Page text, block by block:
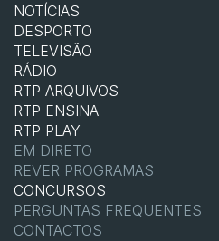
NOTÍCIAS
DESPORTO
TELEVISÃO
RÁDIO
RTP ARQUIVOS
RTP ENSINA
RTP PLAY
EM DIRETO
REVER PROGRAMAS
CONCURSOS
PERGUNTAS FREQUENTES
CONTACTOS